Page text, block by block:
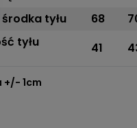
środka tyłu
68
tyłu
41
+/- 1cm